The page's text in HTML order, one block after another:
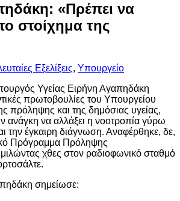
«Πρέπει να
στοίχημα της
Εξελίξεις, Υπουργείο
Υγείας Ειρήνη Αγαπηδάκη
πρωτοβουλίες του Υπουργείου
πρόληψης και της δημόσιας υγείας,
ανάγκη να αλλάξει η νοοτροπία γύρω
την έγκαιρη διάγνωση. Αναφέρθηκε, δε,
Πρόγραμμα Πρόληψης
χθες στον ραδιοφωνικό σταθμό
σημείωσε: